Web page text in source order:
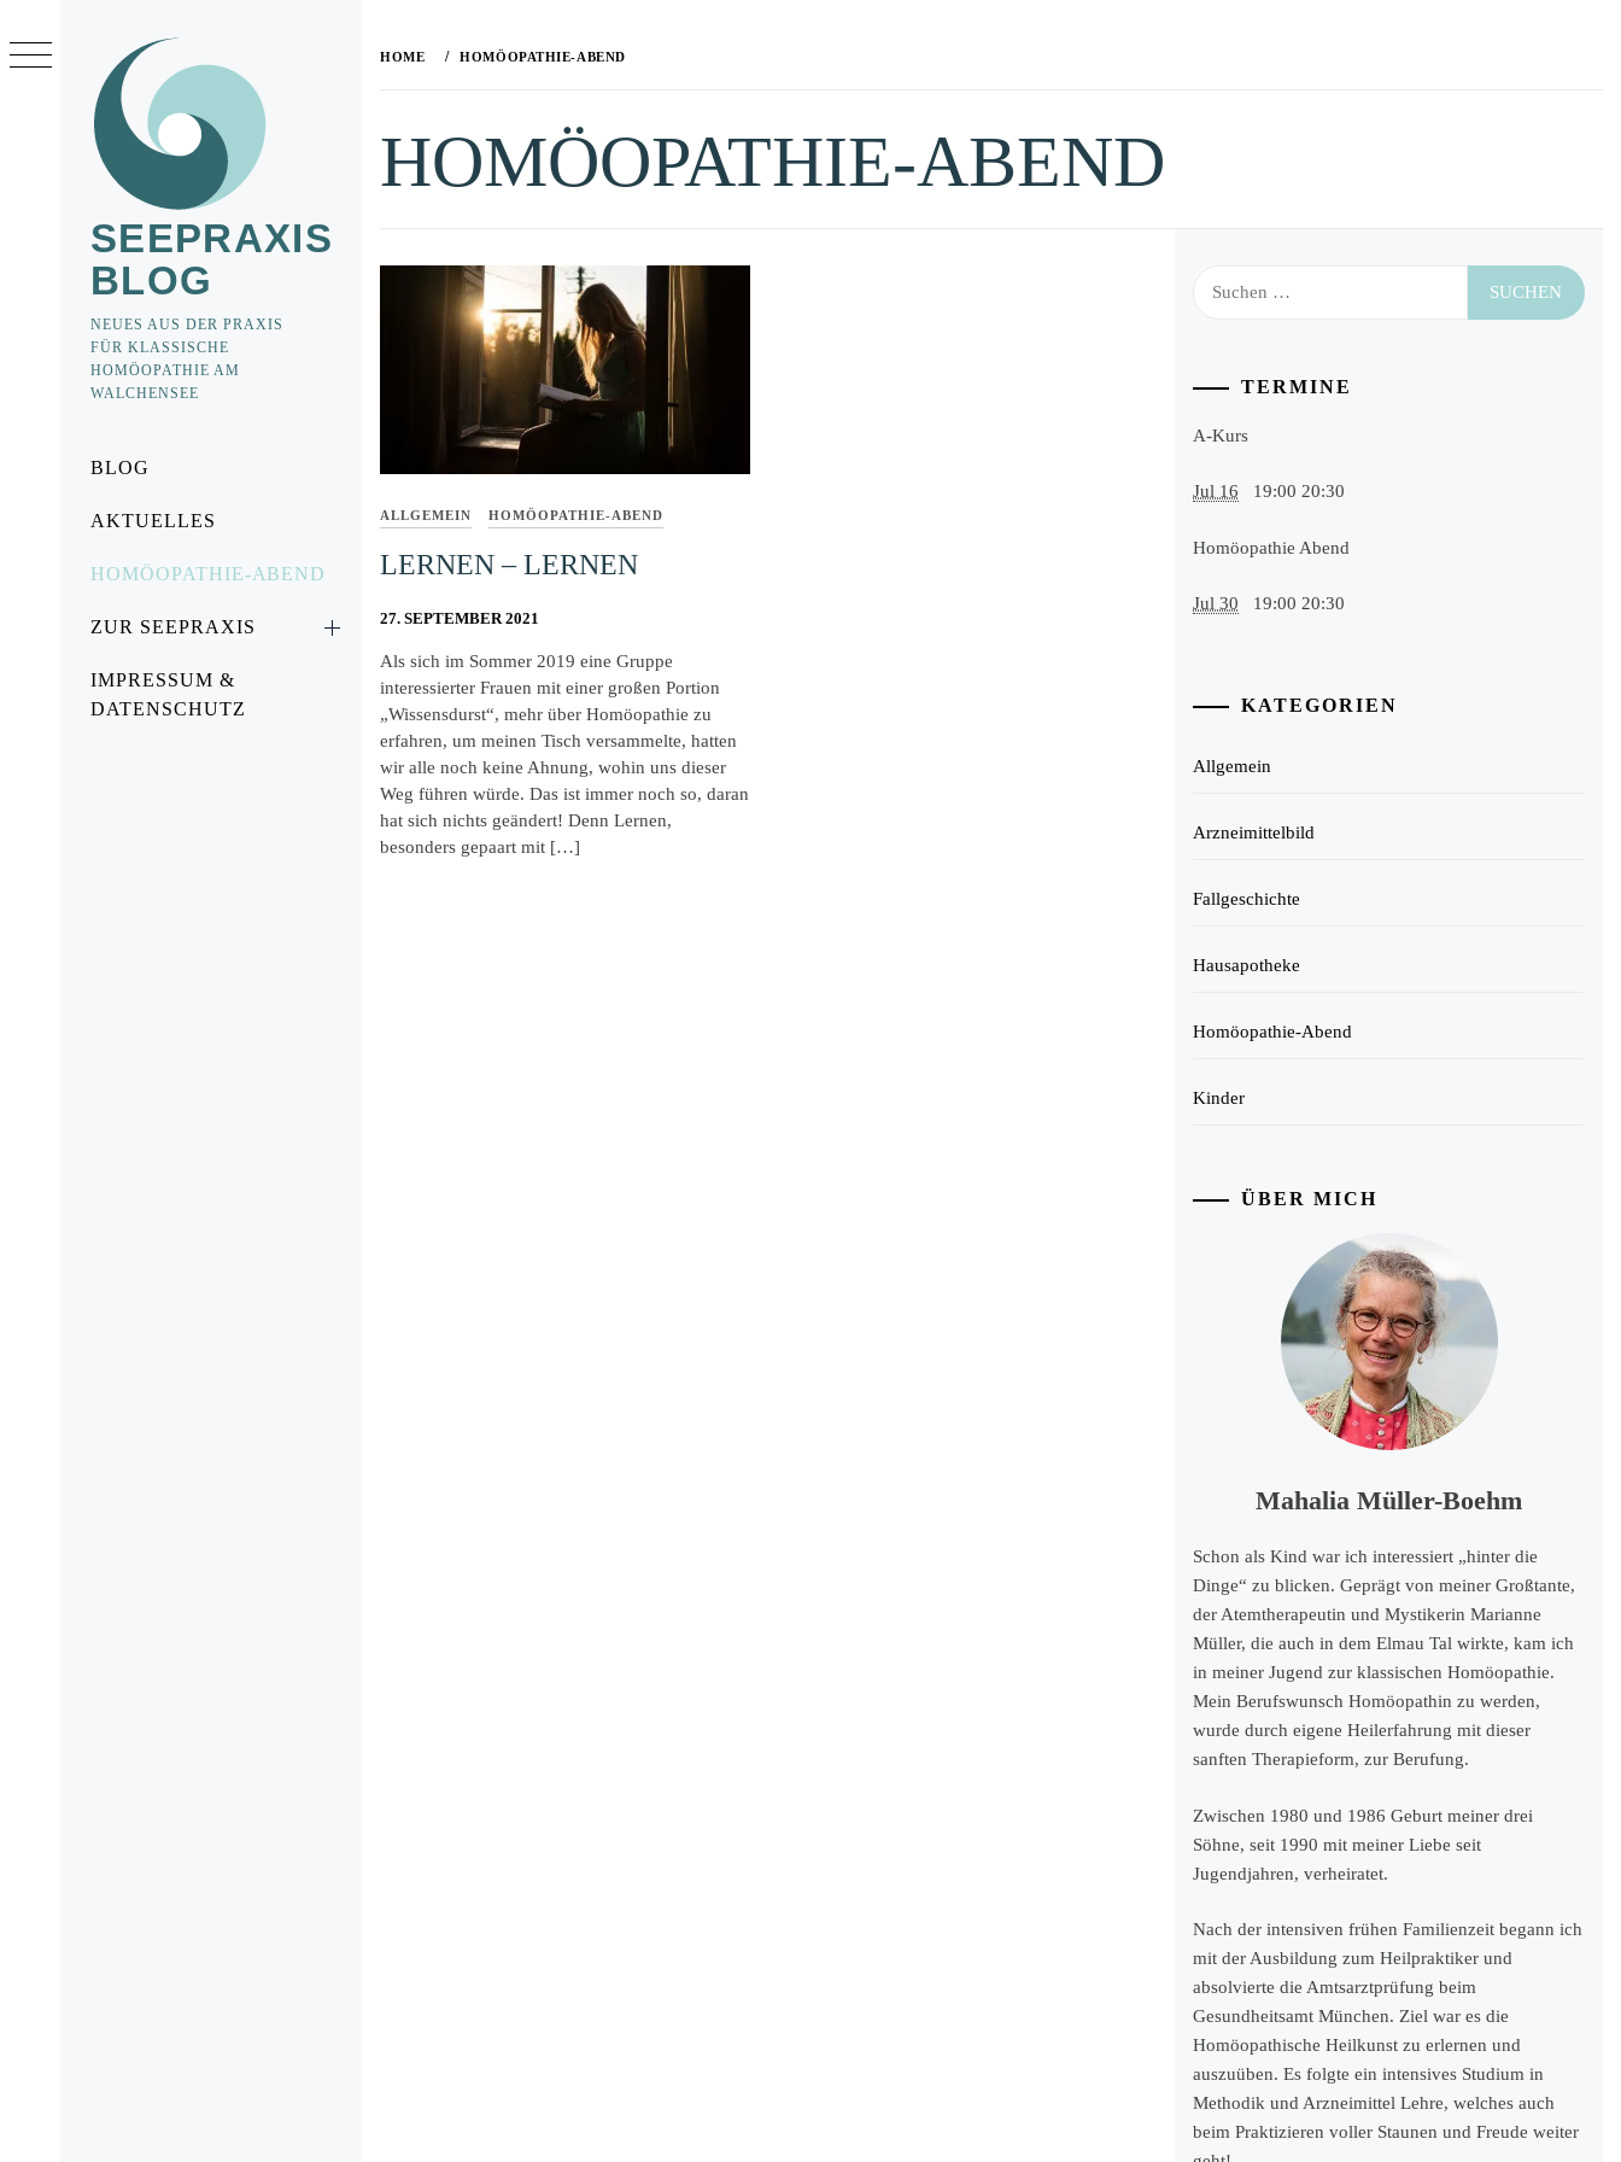
SEEPRAXIS
BLOG
NEUES AUS DER PRAXIS
FÜR KLASSISCHE
HOMÖOPATHIE AM
WALCHENSEE
BLOG
AKTUELLES
HOMÖOPATHIE-ABEND
ZUR SEEPRAXIS
IMPRESSUM &
DATENSCHUTZ
to
content
HOME HOMÖOPATHIE-ABEND
HOMÖOPATHIE-ABEND
ALLGEMEIN HOMÖOPATHIE-ABEND
LERNEN – LERNEN
27. SEPTEMBER 2021
Als sich im Sommer 2019 eine Gruppe
interessierter Frauen mit einer großen Portion
„Wissensdurst“, mehr über Homöopathie zu
erfahren, um meinen Tisch versammelte, hatten
wir alle noch keine Ahnung, wohin uns dieser
Weg führen würde. Das ist immer noch so, daran
hat sich nichts geändert! Denn Lernen,
besonders gepaart mit […]
TERMINE
A-Kurs
Jul 16 19:00 20:30
Homöopathie Abend
Jul 30 19:00 20:30
KATEGORIEN
Allgemein
Arzneimittelbild
Fallgeschichte
Hausapotheke
Homöopathie-Abend
Kinder
ÜBER MICH
Mahalia Müller-Boehm
Schon als Kind war ich interessiert „hinter die
Dinge“ zu blicken. Geprägt von meiner Großtante,
der Atemtherapeutin und Mystikerin Marianne
Müller, die auch in dem Elmau Tal wirkte, kam ich
in meiner Jugend zur klassischen Homöopathie.
Mein Berufswunsch Homöopathin zu werden,
wurde durch eigene Heilerfahrung mit dieser
sanften Therapieform, zur Berufung.
Zwischen 1980 und 1986 Geburt meiner drei
Söhne, seit 1990 mit meiner Liebe seit
Jugendjahren, verheiratet.
Nach der intensiven frühen Familienzeit begann ich
mit der Ausbildung zum Heilpraktiker und
absolvierte die Amtsarztprüfung beim
Gesundheitsamt München. Ziel war es die
Homöopathische Heilkunst zu erlernen und
auszuüben. Es folgte ein intensives Studium in
Methodik und Arzneimittel Lehre, welches auch
beim Praktizieren voller Staunen und Freude weiter